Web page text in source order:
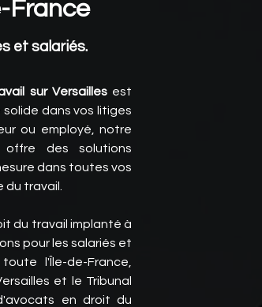
France
et salariés.
sur Versaillesest
dans vos litiges
ou employé, notre
offre des solutions
dans toutes vos
travail.
du travail implanté à
pour les salariés et
l'Île-de-France,
et le Tribunal
en droit du